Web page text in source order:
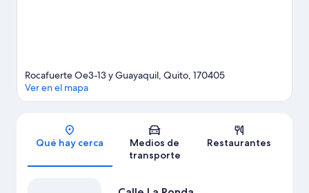
Sección del mapa
Rocafuerte Oe3-13 y Guayaquil, Quito, 170405
Ver en el mapa
Qué hay cerca
Medios de
transporte
Restaurantes